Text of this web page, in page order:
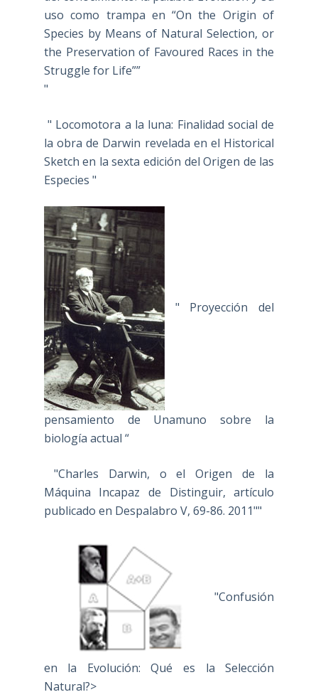
uso como trampa en “On the Origin of
Species by Means of Natural Selection, or
the Preservation of Favoured Races in the
Struggle for Life””
"
" Locomotora a la luna: Finalidad social de
la obra de Darwin revelada en el Historical
Sketch en la sexta edición del Origen de las
Especies "
" Proyección del
pensamiento de Unamuno sobre la
biología actual “
"Charles Darwin, o el Origen de la
Máquina Incapaz de Distinguir, artículo
publicado en Despalabro V, 69-86. 2011""
"Confusión
en la Evolución: Qué es la Selección
Natural?>